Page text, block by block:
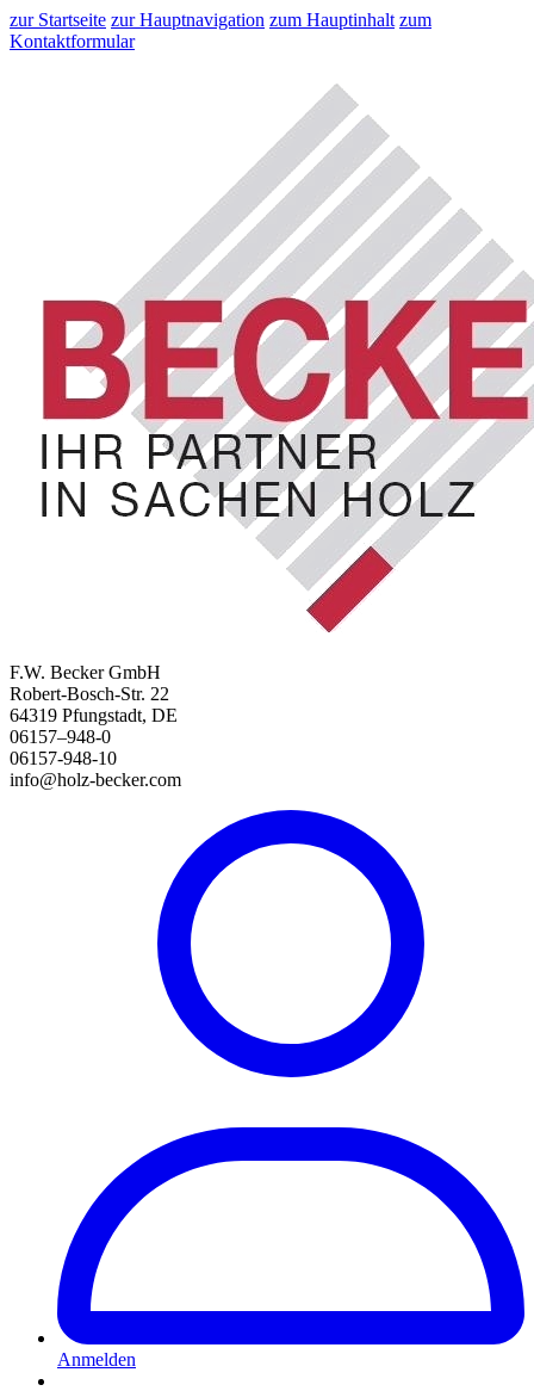
zur Startseite zur Hauptnavigation zum Hauptinhalt zum
Kontaktformular
F.W. Becker GmbH
Robert-Bosch-Str. 22
64319 Pfungstadt, DE
06157–948-0
06157-948-10
info@holz-becker.com
Anmelden